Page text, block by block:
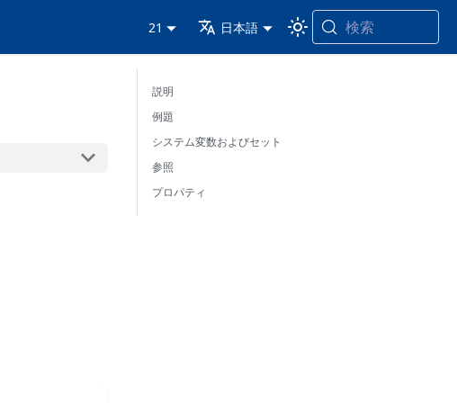
21 日本語 検索
説明
例題
システム変数およびセット
参照
プロパティ